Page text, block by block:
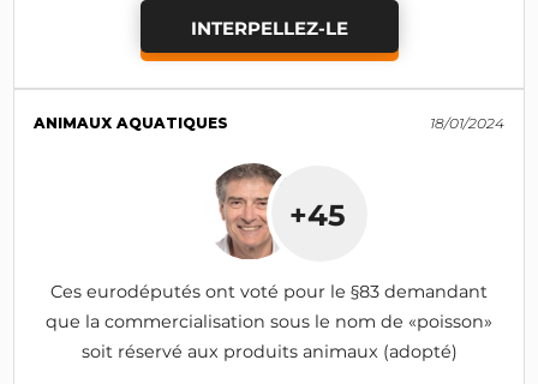
INTERPELLEZ-LE
ANIMAUX AQUATIQUES 18/01/2024
+45
Ces eurodéputés ont voté pour le §83 demandant
que la commercialisation sous le nom de «poisson»
soit réservé aux produits animaux (adopté)